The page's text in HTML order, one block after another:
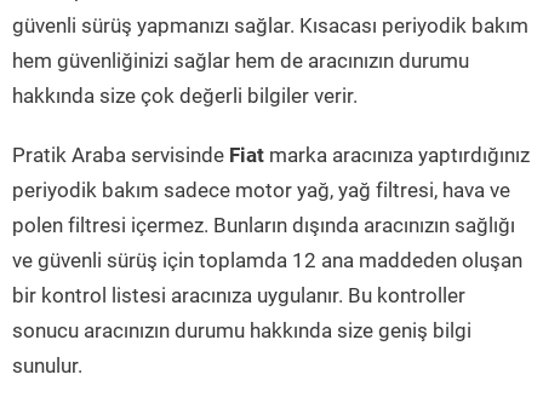
güvenli sürüş yapmanızı sağlar. Kısacası periyodik bakım
hem güvenliğinizi sağlar hem de aracınızın durumu
hakkında size çok değerli bilgiler verir.
Pratik Araba servisinde Fiat marka aracınıza yaptırdığınız
periyodik bakım sadece motor yağ, yağ filtresi, hava ve
polen filtresi içermez. Bunların dışında aracınızın sağlığı
ve güvenli sürüş için toplamda 12 ana maddeden oluşan
bir kontrol listesi aracınıza uygulanır. Bu kontroller
sonucu aracınızın durumu hakkında size geniş bilgi
sunulur.